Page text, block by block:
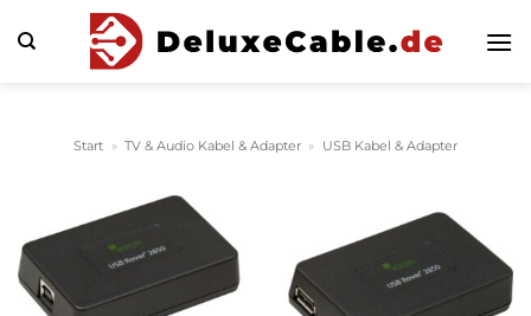
Inhalt
Start » TV & Audio Kabel & Adapter » USB Kabel & Adapter